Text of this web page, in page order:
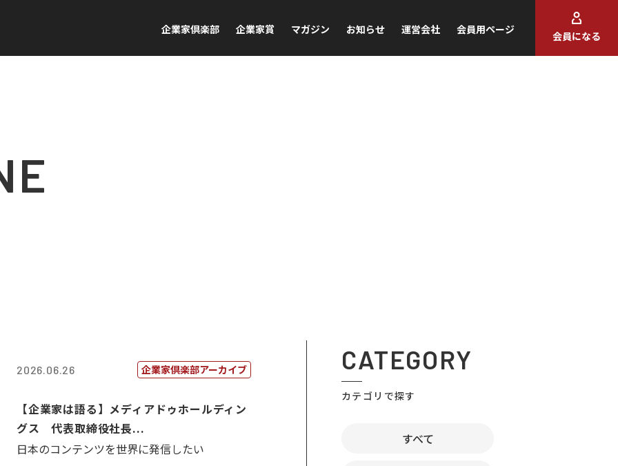
企業家倶楽部 企業家賞 マガジン お知らせ 運営会社 会員用ページ
会員になる
2026.06.26 企業家倶楽部アーカイブ
【企業家は語る】メディアドゥホールディン
グス 代表取締役社長...
日本のコンテンツを世界に発信したい
CATEGORY
カテゴリで探す
すべて